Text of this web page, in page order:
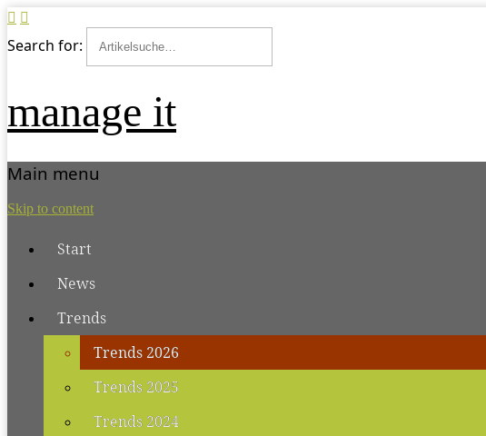
Search for:
manage it
Main menu
Skip to content
Start
News
Trends
Trends 2026
Trends 2025
Trends 2024